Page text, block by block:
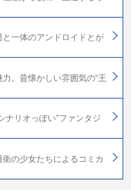
一体のアンドロイドとが
。昔懐かしい雰囲気の“王
ナリオっぽい”ファンタジ
の少女たちによるコミカ